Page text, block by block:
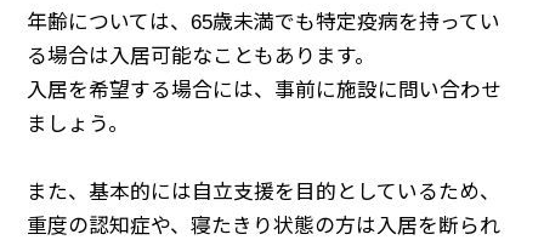
年齢については、65歳未満でも特定疫病を持ってい
る場合は入居可能なこともあります。
入居を希望する場合には、事前に施設に問い合わせ
ましょう。
また、基本的には自立支援を目的としているため、
重度の認知症や、寝たきり状態の方は入居を断られ